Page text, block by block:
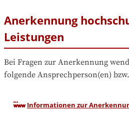
Anerkennung
Leistungen
Bei Fragen zur Anerkennung
folgende Ansprechperson(en)
Informationen zur